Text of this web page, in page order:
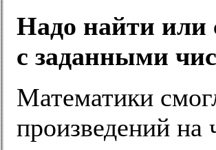
Надо найти или
с заданными
Математики
произведений